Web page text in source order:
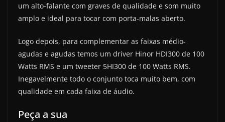
um alto-falante com graves de qualidade e som muito
amplo e ideal para tocar com porta-malas aberto.
Logo depois, para complementar as faixas médio-
agudas e agudas temos um driver Hinor HDI300 de 100
Watts RMS e um tweeter 5HI300 de 100 Watts RMS.
Inegavelmente todo o conjunto toca muito bem, com
qualidade em cada faixa de áudio.
Peça a sua